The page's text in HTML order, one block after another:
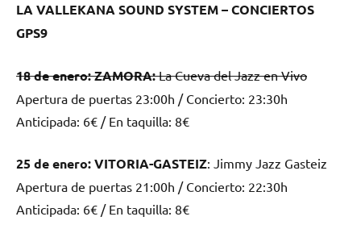
LA VALLEKANA SOUND SYSTEM – CONCIERTOS
GPS9
18 de enero: ZAMORA:La Cueva del Jazz en Vivo
Apertura de puertas 23:00h / Concierto: 23:30h
Anticipada: 6€ / En taquilla: 8€
25 de enero: VITORIA-GASTEIZ: Jimmy Jazz Gasteiz
Apertura de puertas 21:00h / Concierto: 22:30h
Anticipada: 6€ / En taquilla: 8€